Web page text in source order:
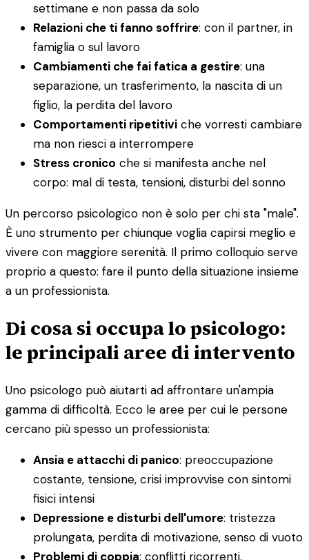
settimane e non passa da solo
Relazioni che ti fanno soffrire: con il partner, in
famiglia o sul lavoro
Cambiamenti che fai fatica a gestire: una
separazione, un trasferimento, la nascita di un
figlio, la perdita del lavoro
Comportamenti ripetitivi che vorresti cambiare
ma non riesci a interrompere
Stress cronico che si manifesta anche nel
corpo: mal di testa, tensioni, disturbi del sonno
Un percorso psicologico non è solo per chi sta "male".
È uno strumento per chiunque voglia capirsi meglio e
vivere con maggiore serenità. Il primo colloquio serve
proprio a questo: fare il punto della situazione insieme
a un professionista.
Di cosa si occupa lo psicologo:
le principali aree di intervento
Uno psicologo può aiutarti ad affrontare un'ampia
gamma di difficoltà. Ecco le aree per cui le persone
cercano più spesso un professionista:
Ansia e attacchi di panico: preoccupazione
costante, tensione, crisi improvvise con sintomi
fisici intensi
Depressione e disturbi dell'umore: tristezza
prolungata, perdita di motivazione, senso di vuoto
Problemi di coppia: conflitti ricorrenti,